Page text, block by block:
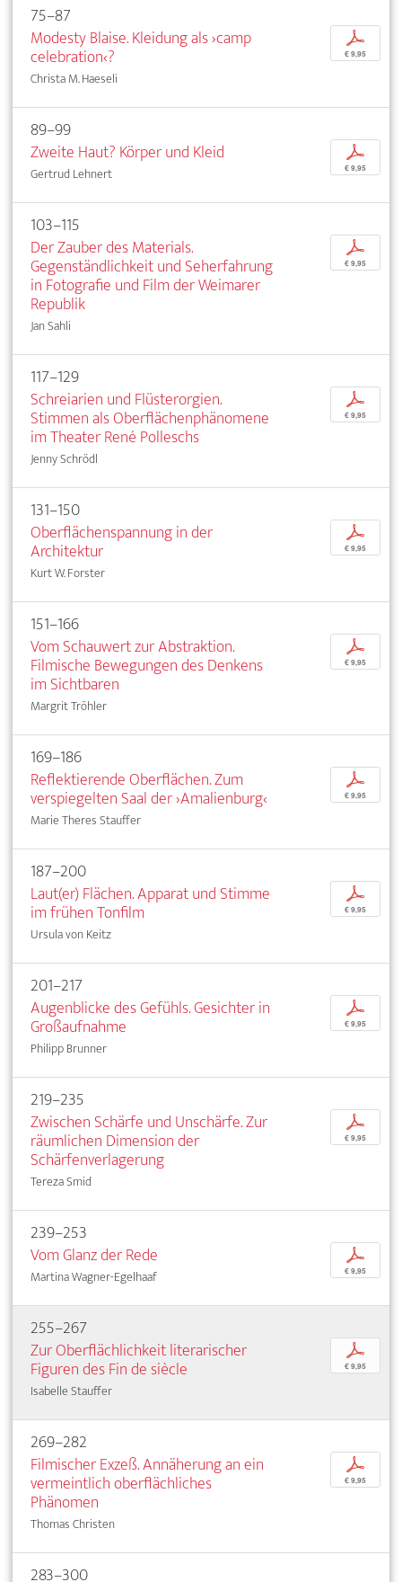
75–87
Modesty Blaise. Kleidung als ›camp
celebration‹?
Christa M. Haeseli
p
€ 9,95
89–99
Zweite Haut? Körper und Kleid
Gertrud Lehnert
p
€ 9,95
103–115
Der Zauber des Materials.
Gegenständlichkeit und Seherfahrung
in Fotografie und Film der Weimarer
Republik
Jan Sahli
p
€ 9,95
117–129
Schreiarien und Flüsterorgien.
Stimmen als Oberflächenphänomene
im Theater René Polleschs
Jenny Schrödl
p
€ 9,95
131–150
Oberflächenspannung in der
Architektur
Kurt W. Forster
p
€ 9,95
151–166
Vom Schauwert zur Abstraktion.
Filmische Bewegungen des Denkens
im Sichtbaren
Margrit Tröhler
p
€ 9,95
169–186
Reflektierende Oberflächen. Zum
verspiegelten Saal der ›Amalienburg‹
Marie Theres Stauffer
p
€ 9,95
187–200
Laut(er) Flächen. Apparat und Stimme
im frühen Tonfilm
Ursula von Keitz
p
€ 9,95
201–217
Augenblicke des Gefühls. Gesichter in
Großaufnahme
Philipp Brunner
p
€ 9,95
219–235
Zwischen Schärfe und Unschärfe. Zur
räumlichen Dimension der
Schärfenverlagerung
Tereza Smid
p
€ 9,95
239–253
Vom Glanz der Rede
Martina Wagner-Egelhaaf
p
€ 9,95
255–267
Zur Oberflächlichkeit literarischer
Figuren des Fin de siècle
Isabelle Stauffer
p
€ 9,95
269–282
Filmischer Exzeß. Annäherung an ein
vermeintlich oberflächliches
Phänomen
Thomas Christen
p
€ 9,95
283–300